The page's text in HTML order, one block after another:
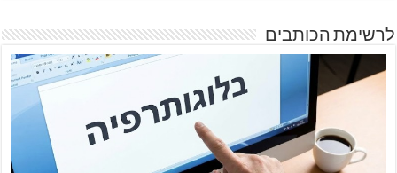
לרשימת הכותבים